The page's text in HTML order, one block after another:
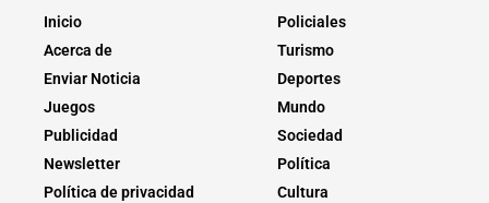
Inicio
Acerca de
Enviar Noticia
Juegos
Publicidad
Newsletter
Política de privacidad
Policiales
Turismo
Deportes
Mundo
Sociedad
Política
Cultura